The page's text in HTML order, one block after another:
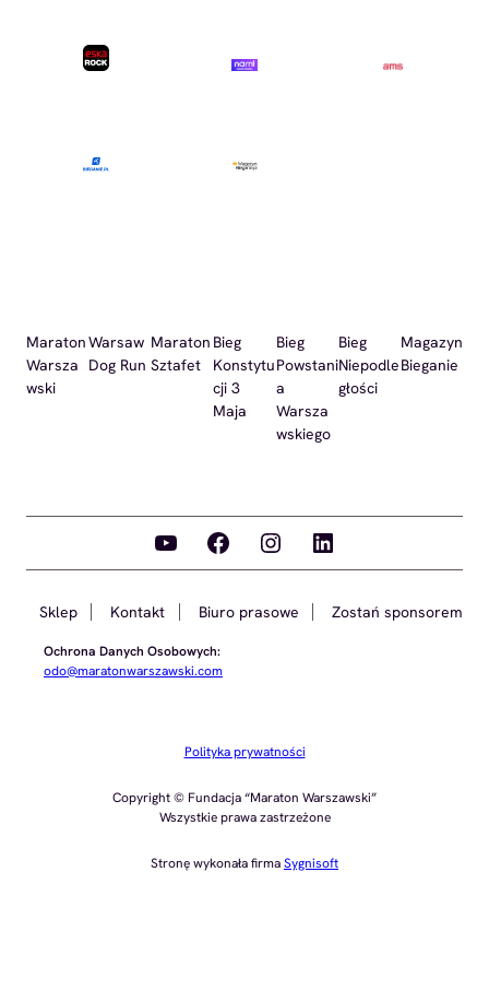
Maraton
Warsza
wski
Warsaw
Dog Run
Maraton
Sztafet
Bieg
Konstytu
cji 3
Maja
Bieg
Powstani
a
Warsza
wskiego
Bieg
Niepodle
głości
Magazyn
Bieganie
YouTube Facebook Instagram LinkedIn
Sklep Kontakt Biuro prasowe Zostań sponsorem
Ochrona Danych Osobowych:
odo@maratonwarszawski.com
Polityka prywatności
Copyright © Fundacja “Maraton Warszawski”
Wszystkie prawa zastrzeżone
Stronę wykonała firmaSygnisoft